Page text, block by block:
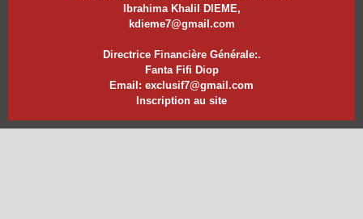
Ibrahima Khalil DIEME,
kdieme7@gmail.com
Directrice Financière Générale:.
Fanta Fifi Diop
Email: exclusif7@gmail.com
Inscription au site